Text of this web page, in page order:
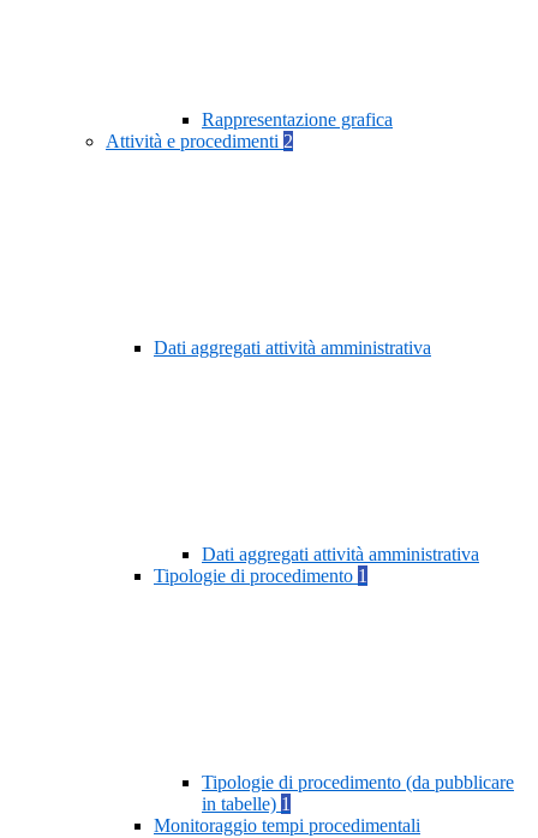
Rappresentazione grafica
Attività e procedimenti 2
Dati aggregati attività amministrativa
Dati aggregati attività amministrativa
Tipologie di procedimento 1
Tipologie di procedimento (da pubblicare
in tabelle) 1
Monitoraggio tempi procedimentali